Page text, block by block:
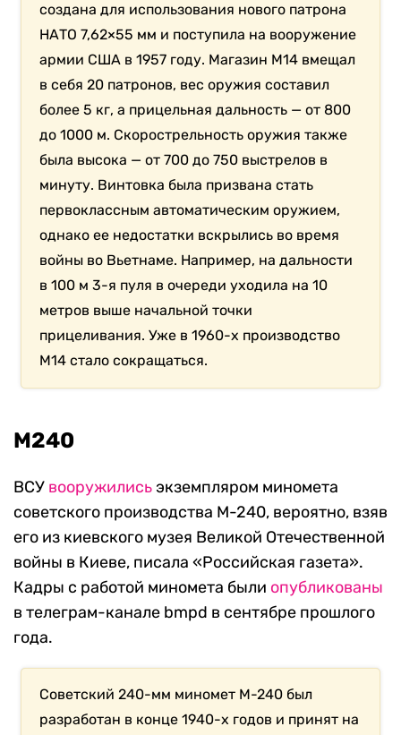
создана для использования нового патрона
НАТО 7,62×55 мм и поступила на вооружение
армии США в 1957 году. Магазин М14 вмещал
в себя 20 патронов, вес оружия составил
более 5 кг, а прицельная дальность — от 800
до 1000 м. Скорострельность оружия также
была высока — от 700 до 750 выстрелов в
минуту. Винтовка была призвана стать
первоклассным автоматическим оружием,
однако ее недостатки вскрылись во время
войны во Вьетнаме. Например, на дальности
в 100 м 3-я пуля в очереди уходила на 10
метров выше начальной точки
прицеливания. Уже в 1960-х производство
М14 стало сокращаться.
M240
ВСУ вооружились экземпляром миномета
советского производства М-240, вероятно, взяв
его из киевского музея Великой Отечественной
войны в Киеве, писала «Российская газета».
Кадры с работой миномета были опубликованы
в телеграм-канале bmpd в сентябре прошлого
года.
Советский 240-мм миномет М-240 был
разработан в конце 1940-х годов и принят на